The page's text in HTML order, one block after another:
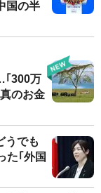
国の半
｢300万
のお金
うでも
た｢外国